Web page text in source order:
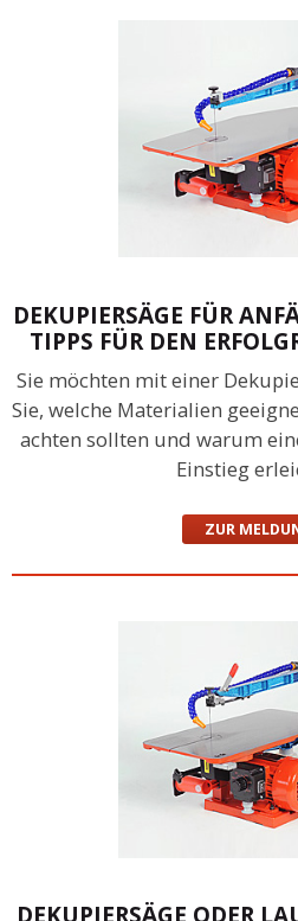
DEKUPIERSÄGE FÜR
TIPPS FÜR DEN
Sie möchten mit einer
Sie, welche Materialien
achten sollten und warum
Einstieg
ZUR